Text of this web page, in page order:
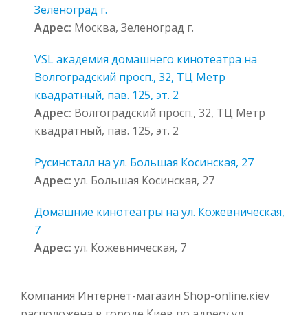
Зеленоград г.
Адрес: Москва, Зеленоград г.
VSL академия домашнего кинотеатра на
Волгоградский просп., 32, ТЦ Метр
квадратный, пав. 125, эт. 2
Адрес: Волгоградский просп., 32, ТЦ Метр
квадратный, пав. 125, эт. 2
Русинсталл на ул. Большая Косинская, 27
Адрес: ул. Большая Косинская, 27
Домашние кинотеатры на ул. Кожевническая,
7
Адрес: ул. Кожевническая, 7
Компания Интернет-магазин Shop-оnline.кiev